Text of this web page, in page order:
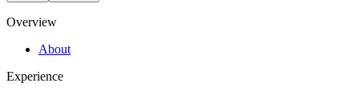
Overview
About
Experience